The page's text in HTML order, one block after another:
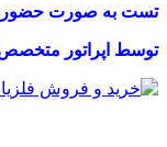
تست به صورت حضوری
توسط اپراتور